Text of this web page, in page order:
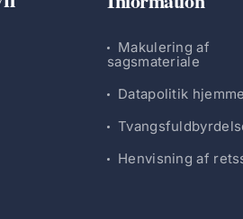
Makulering af
sagsmateriale
Datapolitik
Henvisning af